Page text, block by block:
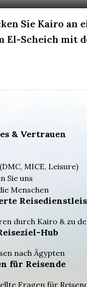
Sie Kairo an
El-Scheich mit
& Vertrauen
MICE, Leisure)
Sie uns
Menschen
durch Kairo & zu
Hub
nach Ägypten
für Reisende
Fragen für